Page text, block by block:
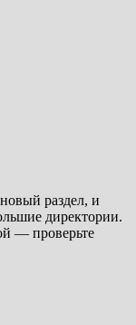
раздел, и
директории.
— проверьте